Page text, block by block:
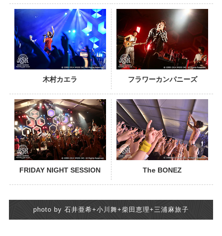
木村カエラ フラワーカンパニーズ
PHOTO
FRIDAY NIGHT SESSION The BONEZ
PHOTO
photo by 石井亜希+小川舞+柴田恵理+三浦麻旅子